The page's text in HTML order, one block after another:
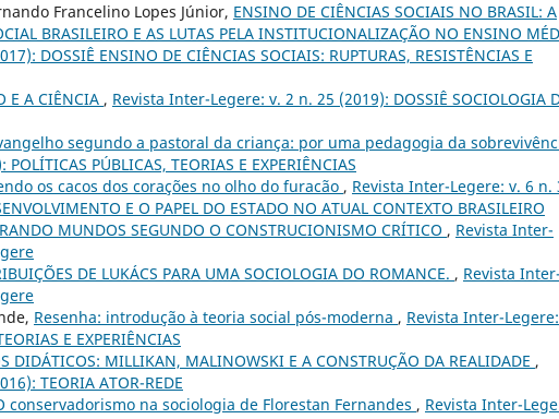
Francelino Lopes Júnior, ENSINO DE CIÊNCIAS SOCIAIS NO BRASIL: A
BRASILEIRO E AS LUTAS PELA INSTITUCIONALIZAÇÃO NO ENSINO
DOSSIÊ ENSINO DE CIÊNCIAS SOCIAIS: RUPTURAS, RESISTÊNCIAS E
E A CIÊNCIA , Revista Inter-Legere: v. 2 n. 25 (2019): DOSSIÊ SOCIOLOGIA
segundo a pastoral da criança: por uma pedagogia da
PÚBLICAS, TEORIAS E EXPERIÊNCIAS
os cacos dos corações no olho do furacão , Revista Inter-Legere: v. 6 n.
E O PAPEL DO ESTADO NO ATUAL CONTEXTO BRASILEIRO
MUNDOS SEGUNDO O CONSTRUCIONISMO CRÍTICO , Revista Inter-
DE LUKÁCS PARA UMA SOCIOLOGIA DO ROMANCE. , Revista Inter-
Resenha: introdução à teoria social pós-moderna , Revista Inter-
E EXPERIÊNCIAS
DIDÁTICOS: MILLIKAN, MALINOWSKI E A CONSTRUÇÃO DA REALIDADE ,
TEORIA ATOR-REDE
conservadorismo na sociologia de Florestan Fernandes , Revista Inter-